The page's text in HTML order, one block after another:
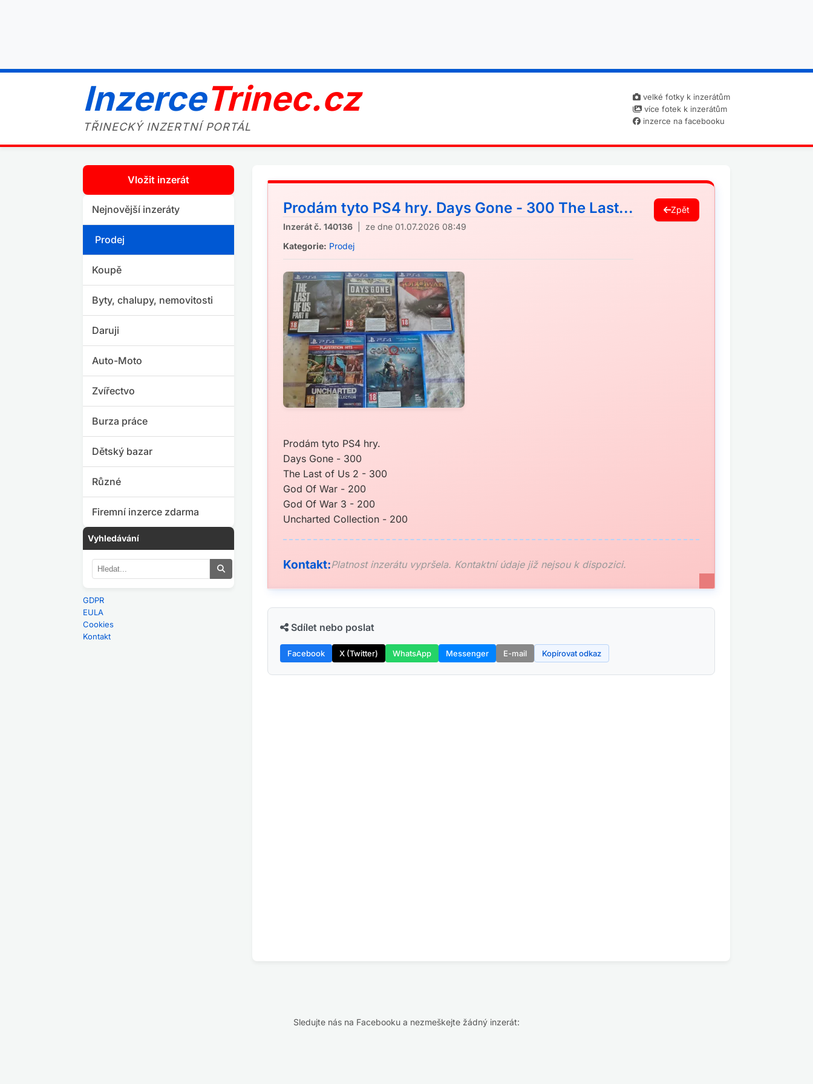
InzerceTrinec.cz
TŘINECKÝ INZERTNÍ PORTÁL
velké fotky k inzerátům
více fotek k inzerátům
inzerce na facebooku
Vložit inzerát
Nejnovější inzeráty
Prodej
Koupě
Byty, chalupy, nemovitosti
Daruji
Auto-Moto
Zvířectvo
Burza práce
Dětský bazar
Různé
Firemní inzerce zdarma
Vyhledávání
GDPR
EULA
Cookies
Kontakt
Prodám tyto PS4 hry. Days Gone - 300 The Last...
Inzerát č. 140136 | ze dne 01.07.2026 08:49
Kategorie: Prodej
Zpět
Prodám tyto PS4 hry.
Days Gone - 300
The Last of Us 2 - 300
God Of War - 200
God Of War 3 - 200
Uncharted Collection - 200
Kontakt:Platnost inzerátu vypršela. Kontaktní údaje již nejsou k dispozici.
Sdílet nebo poslat
Facebook X (Twitter) WhatsApp Messenger E-mail Kopírovat odkaz
Sledujte nás na Facebooku a nezmeškejte žádný inzerát: